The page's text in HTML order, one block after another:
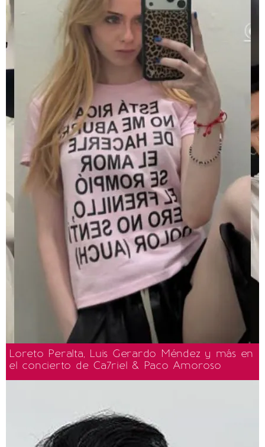
Loreto Peralta, Luis Gerardo Méndez y más en
el concierto de Ca7riel & Paco Amoroso